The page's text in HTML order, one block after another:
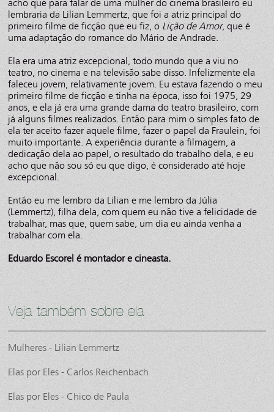
acho que para falar de uma mulher do cinema brasileiro eu
lembraria da Lilian Lemmertz, que foi a atriz principal do
primeiro filme de ficção que eu fiz, o Lição de Amor, que é
uma adaptação do romance do Mário de Andrade.
Ela era uma atriz excepcional, todo mundo que a viu no
teatro, no cinema e na televisão sabe disso. Infelizmente ela
faleceu jovem, relativamente jovem. Eu estava fazendo o meu
primeiro filme de ficção e tinha na época, isso foi 1975, 29
anos, e ela já era uma grande dama do teatro brasileiro, com
já alguns filmes realizados. Então para mim o simples fato de
ela ter aceito fazer aquele filme, fazer o papel da Fraulein, foi
muito importante. A experiência durante a filmagem, a
dedicação dela ao papel, o resultado do trabalho dela, e eu
acho que não sou só eu que digo, é considerado até hoje
excepcional.
Então eu me lembro da Lilian e me lembro da Júlia
(Lemmertz), filha dela, com quem eu não tive a felicidade de
trabalhar, mas que, quem sabe, um dia eu ainda venha a
trabalhar com ela.
Eduardo Escorel é montador e cineasta.
Veja também sobre ela
Mulheres - Lilian Lemmertz
Elas por Eles - Carlos Reichenbach
Elas por Eles - Chico de Paula